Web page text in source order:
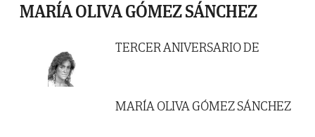
MARÍA OLIVA GÓMEZ SÁNCHEZ
TERCER ANIVERSARIO DE
MARÍA OLIVA GÓMEZ SÁNCHEZ